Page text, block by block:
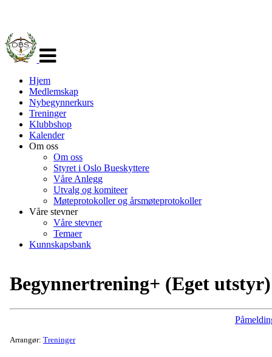
navigasjon
Hjem
Medlemskap
Nybegynnerkurs
Treninger
Klubbshop
Kalender
Om oss
Om oss
Styret i Oslo Bueskyttere
Våre Anlegg
Utvalg og komiteer
Møteprotokoller og årsmøteprotokoller
Våre stevner
Våre stevner
Temaer
Kunnskapsbank
Begynnertrening+ (Eget utstyr)
Arrangør: Treninger